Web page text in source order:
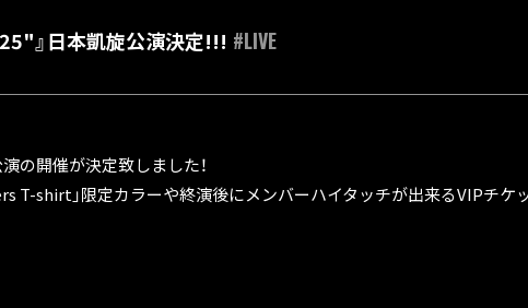
』日本凱旋公演決定!!! #LIVE
の開催が決定致しました！
T-shirt」限定カラーや終演後にメンバーハイタッチが出来るVIPチケ